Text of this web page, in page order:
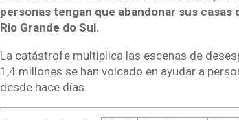
personas tengan que abandonar sus
Rio Grande do Sul.
La catástrofe multiplica las escenas de
1,4 millones se han volcado en ayudar a
desde hace días.